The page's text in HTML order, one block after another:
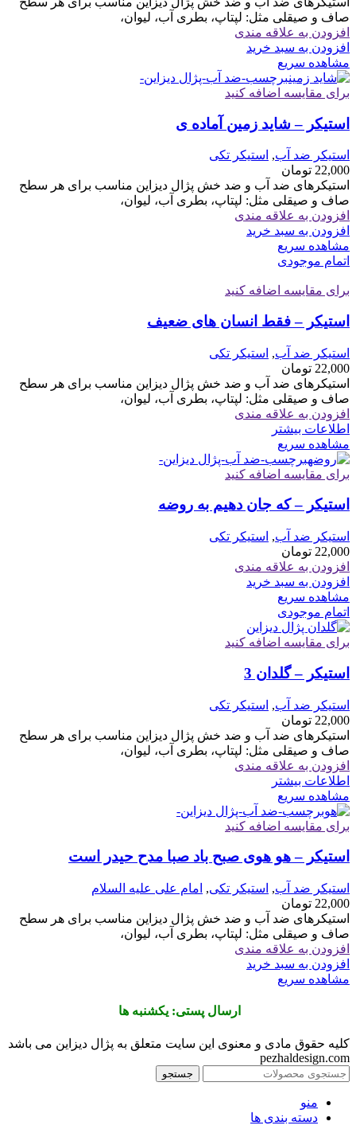
صاف و صیقلی مثل: لپتاپ، بطری آب، لیوان،
افزودن به علاقه مندی
افزودن به سبد خرید
مشاهده سریع
برای مقایسه اضافه کنید
استیکر – شاید زمین آماده ی
استیکر ضد آب, استیکر تکی
22,000 تومان
استیکرهای ضد آب و ضد خش پژال دیزاین مناسب برای هر سطح
صاف و صیقلی مثل: لپتاپ، بطری آب، لیوان،
افزودن به علاقه مندی
افزودن به سبد خرید
مشاهده سریع
اتمام موجودی
برای مقایسه اضافه کنید
استیکر – فقط انسان های ضعیف
استیکر ضد آب, استیکر تکی
22,000 تومان
استیکرهای ضد آب و ضد خش پژال دیزاین مناسب برای هر سطح
صاف و صیقلی مثل: لپتاپ، بطری آب، لیوان،
افزودن به علاقه مندی
اطلاعات بیشتر
مشاهده سریع
برای مقایسه اضافه کنید
استیکر – که جان دهیم به روضه
استیکر ضد آب, استیکر تکی
22,000 تومان
افزودن به علاقه مندی
افزودن به سبد خرید
مشاهده سریع
اتمام موجودی
برای مقایسه اضافه کنید
استیکر – گلدان 3
استیکر ضد آب, استیکر تکی
22,000 تومان
استیکرهای ضد آب و ضد خش پژال دیزاین مناسب برای هر سطح
صاف و صیقلی مثل: لپتاپ، بطری آب، لیوان،
افزودن به علاقه مندی
اطلاعات بیشتر
مشاهده سریع
برای مقایسه اضافه کنید
استیکر – هو هوی صبح باد صبا مدح حیدر است
استیکر ضد آب, استیکر تکی, امام علی علیه السلام
22,000 تومان
استیکرهای ضد آب و ضد خش پژال دیزاین مناسب برای هر سطح
صاف و صیقلی مثل: لپتاپ، بطری آب، لیوان،
افزودن به علاقه مندی
افزودن به سبد خرید
مشاهده سریع
ارسال پستی: یکشنبه ها
کلیه حقوق مادی و معنوی این سایت متعلق به پژال دیزاین می باشد
pezhaldesign.com
جستجو
منو
دسته بندی ها